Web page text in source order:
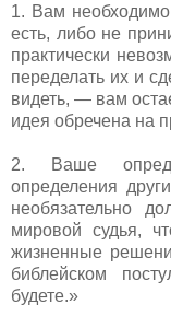
1. Вам
есть, либо не
практически
переделать их и
видеть, — вам
идея обречена на
2. Ваше
определения
необязательно
мировой судья,
жизненные
библейском
будете.»